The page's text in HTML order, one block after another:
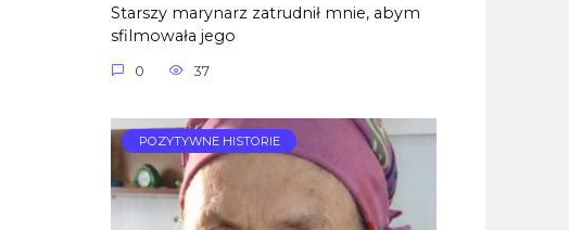
Starszy marynarz zatrudnił mnie, abym
sfilmowała jego
0 37
POZYTYWNE HISTORIE